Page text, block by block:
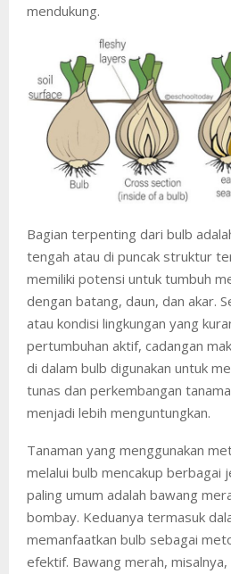
mendukung.
Bagian terpenting dari bulb
tengah atau di puncak struktur
memiliki potensi untuk tumbuh
dengan batang, daun, dan akar.
atau kondisi lingkungan yang
pertumbuhan aktif, cadangan
di dalam bulb digunakan untuk
tunas dan perkembangan
menjadi lebih menguntungkan.
Tanaman yang menggunakan
melalui bulb mencakup berbagai
paling umum adalah bawang
bombay. Keduanya termasuk
memanfaatkan bulb sebagai
efektif. Bawang merah,